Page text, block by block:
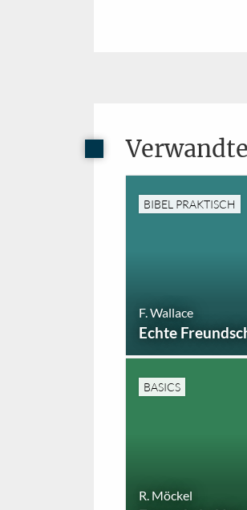
BIBEL PRAKTISCH
F. Wallace
Echte
BASICS
R. Möckel